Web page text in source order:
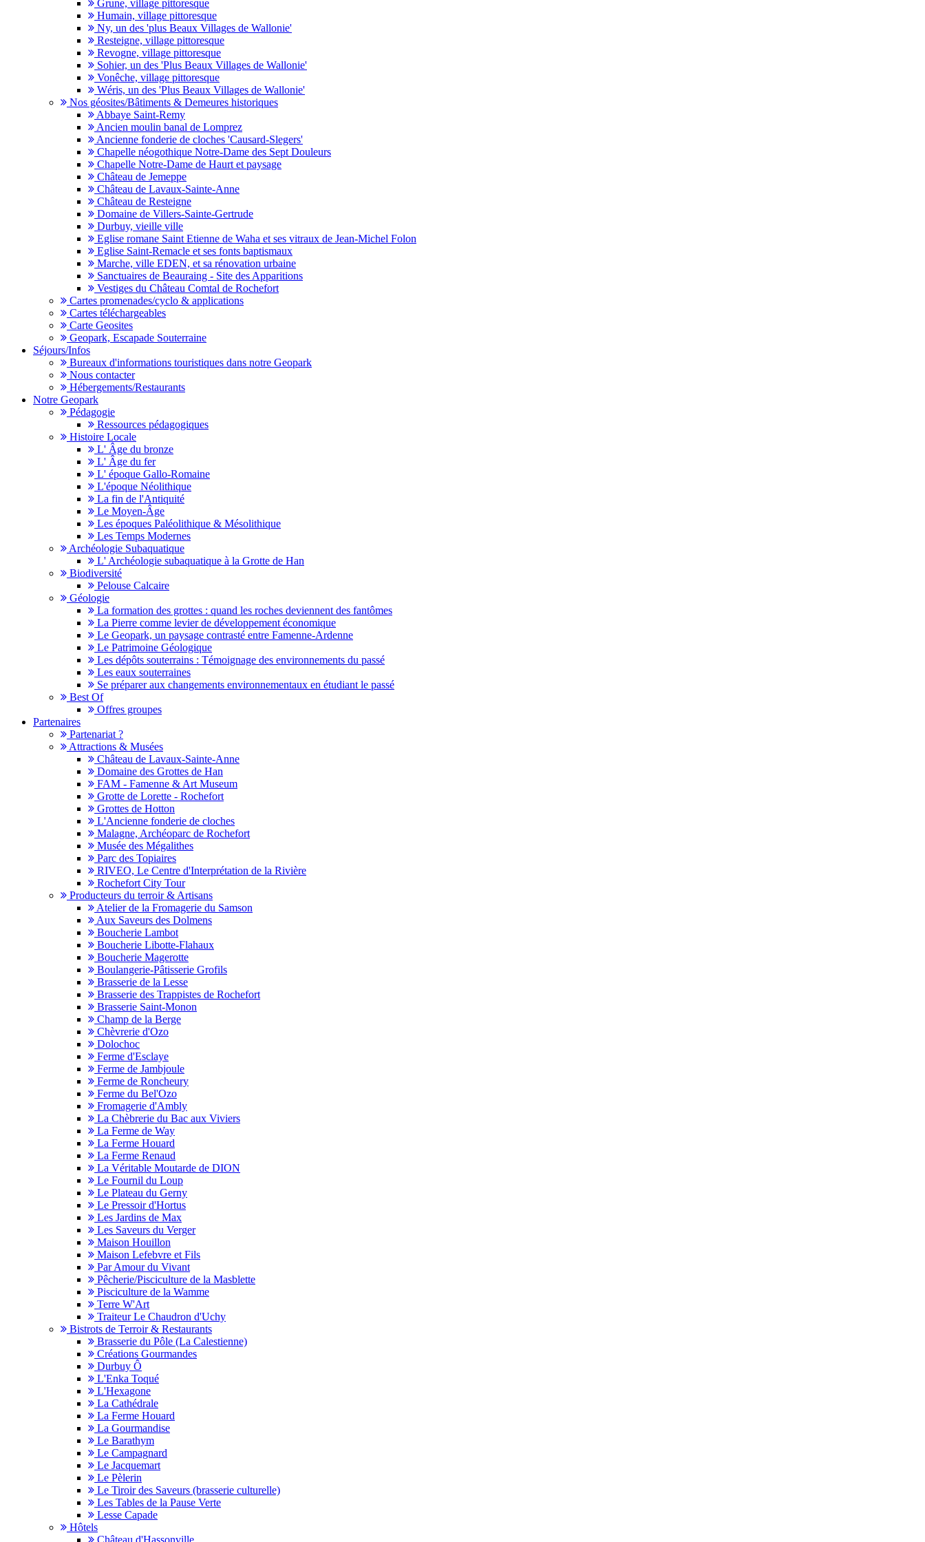
Grune, village pittoresque
Humain, village pittoresque
Ny, un des 'plus Beaux Villages de Wallonie'
Resteigne, village pittoresque
Revogne, village pittoresque
Sohier, un des 'Plus Beaux Villages de Wallonie'
Vonêche, village pittoresque
Wéris, un des 'Plus Beaux Villages de Wallonie'
Nos géosites/Bâtiments & Demeures historiques
Abbaye Saint-Remy
Ancien moulin banal de Lomprez
Ancienne fonderie de cloches 'Causard-Slegers'
Chapelle néogothique Notre-Dame des Sept Douleurs
Chapelle Notre-Dame de Haurt et paysage
Château de Jemeppe
Château de Lavaux-Sainte-Anne
Château de Resteigne
Domaine de Villers-Sainte-Gertrude
Durbuy, vieille ville
Eglise romane Saint Etienne de Waha et ses vitraux de Jean-Michel Folon
Eglise Saint-Remacle et ses fonts baptismaux
Marche, ville EDEN, et sa rénovation urbaine
Sanctuaires de Beauraing - Site des Apparitions
Vestiges du Château Comtal de Rochefort
Cartes promenades/cyclo & applications
Cartes téléchargeables
Carte Geosites
Geopark, Escapade Souterraine
Séjours/Infos
Bureaux d'informations touristiques dans notre Geopark
Nous contacter
Hébergements/Restaurants
Notre Geopark
Pédagogie
Ressources pédagogiques
Histoire Locale
L' Âge du bronze
L' Âge du fer
L' époque Gallo-Romaine
L'époque Néolithique
La fin de l'Antiquité
Le Moyen-Âge
Les époques Paléolithique & Mésolithique
Les Temps Modernes
Archéologie Subaquatique
L' Archéologie subaquatique à la Grotte de Han
Biodiversité
Pelouse Calcaire
Géologie
La formation des grottes : quand les roches deviennent des fantômes
La Pierre comme levier de développement économique
Le Geopark, un paysage contrasté entre Famenne-Ardenne
Le Patrimoine Géologique
Les dépôts souterrains : Témoignage des environnements du passé
Les eaux souterraines
Se préparer aux changements environnementaux en étudiant le passé
Best Of
Offres groupes
Partenaires
Partenariat ?
Attractions & Musées
Château de Lavaux-Sainte-Anne
Domaine des Grottes de Han
FAM - Famenne & Art Museum
Grotte de Lorette - Rochefort
Grottes de Hotton
L'Ancienne fonderie de cloches
Malagne, Archéoparc de Rochefort
Musée des Mégalithes
Parc des Topiaires
RIVEO, Le Centre d'Interprétation de la Rivière
Rochefort City Tour
Producteurs du terroir & Artisans
Atelier de la Fromagerie du Samson
Aux Saveurs des Dolmens
Boucherie Lambot
Boucherie Libotte-Flahaux
Boucherie Magerotte
Boulangerie-Pâtisserie Grofils
Brasserie de la Lesse
Brasserie des Trappistes de Rochefort
Brasserie Saint-Monon
Champ de la Berge
Chèvrerie d'Ozo
Dolochoc
Ferme d'Esclaye
Ferme de Jambjoule
Ferme de Roncheury
Ferme du Bel'Ozo
Fromagerie d'Ambly
La Chèbrerie du Bac aux Viviers
La Ferme de Way
La Ferme Houard
La Ferme Renaud
La Véritable Moutarde de DION
Le Fournil du Loup
Le Plateau du Gerny
Le Pressoir d'Hortus
Les Jardins de Max
Les Saveurs du Verger
Maison Houillon
Maison Lefebvre et Fils
Par Amour du Vivant
Pêcherie/Pisciculture de la Masblette
Pisciculture de la Wamme
Terre W'Art
Traiteur Le Chaudron d'Uchy
Bistrots de Terroir & Restaurants
Brasserie du Pôle (La Calestienne)
Créations Gourmandes
Durbuy Ô
L'Enka Toqué
L'Hexagone
La Cathédrale
La Ferme Houard
La Gourmandise
Le Barathym
Le Campagnard
Le Jacquemart
Le Pèlerin
Le Tiroir des Saveurs (brasserie culturelle)
Les Tables de la Pause Verte
Lesse Capade
Hôtels
Château d'Hassonville